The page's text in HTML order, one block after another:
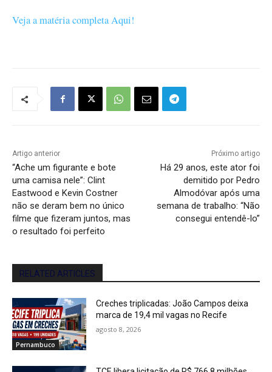
Veja a matéria completa Aqui!
Artigo anterior
“Ache um figurante e bote
uma camisa nele”: Clint
Eastwood e Kevin Costner
não se deram bem no único
filme que fizeram juntos, mas
o resultado foi perfeito
Próximo artigo
Há 29 anos, este ator foi
demitido por Pedro
Almodóvar após uma
semana de trabalho: “Não
consegui entendê-lo”
RELATED ARTICLES
Pernambuco
Creches triplicadas: João Campos deixa
marca de 19,4 mil vagas no Recife
agosto 8, 2026